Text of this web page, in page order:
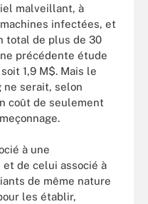
malveillant, à
infectées, et
total de plus de 30
précédente étude
1,9 M$. Mais le
ne serait, selon
coût de seulement
à une
de celui associé à
de même nature
les établir,